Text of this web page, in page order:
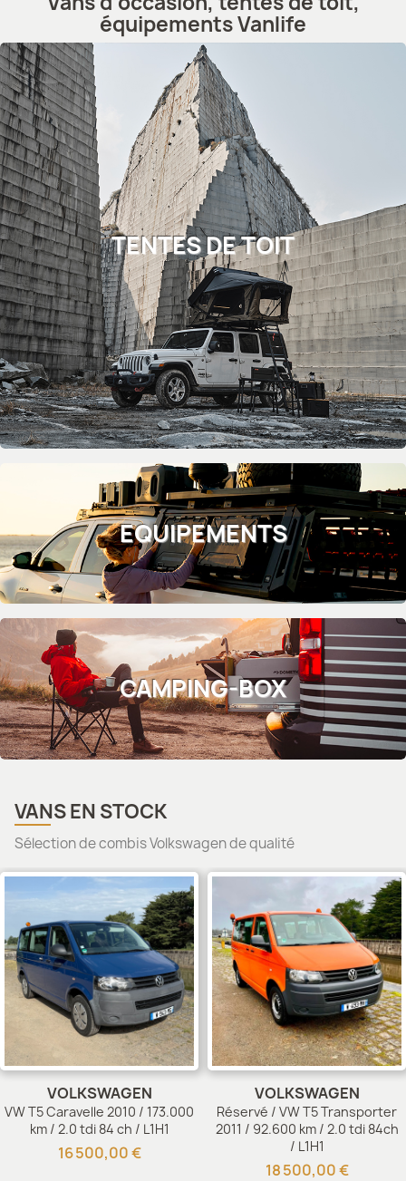
équipements Vanlife
TENTES DE TOIT
EQUIPEMENTS
CAMPING-BOX
VANS EN STOCK
Sélection de combis Volkswagen de qualité
VOLKSWAGEN
VW T5 Caravelle 2010 / 173.000
km / 2.0 tdi 84 ch / L1H1
16 500,00 €
VOLKSWAGEN
Réservé / VW T5 Transporter
2011 / 92.600 km / 2.0 tdi 84ch
/ L1H1
18 500,00 €